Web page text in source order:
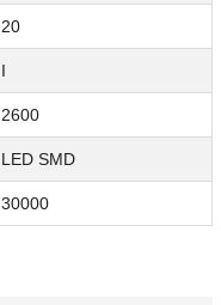
20
I
2600
LED SMD
30000